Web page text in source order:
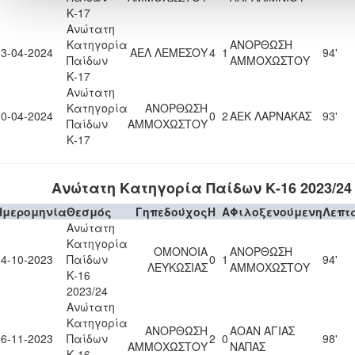
Κ-17
04-2024
Ανώτατη
Κατηγορία
Παίδων
Κ-17
ΑΕΛ ΛΕΜΕΣΟΥ4 1 ΑΝΟΡΘΩΣΗ
ΑΜΜΟΧΩΣΤΟΥ
94'
04-2024
Ανώτατη
Κατηγορία
Παίδων
Κ-17
ΑΝΟΡΘΩΣΗ
ΑΜΜΟΧΩΣΤΟΥ0 2ΑΕΚ ΛΑΡΝΑΚΑΣ 93'
Ανώτατη Κατηγορία Παίδων Κ-16 2023/24
Θεσμός ΓηπεδούχοςH AΦιλοξενούμενη
10-2023
Ανώτατη
Κατηγορία
Παίδων
Κ-16
2023/24
ΟΜΟΝΟΙΑ
ΛΕΥΚΩΣΙΑΣ0 1 ΑΝΟΡΘΩΣΗ
ΑΜΜΟΧΩΣΤΟΥ
94'
11-2023
Ανώτατη
Κατηγορία
Παίδων
ΑΝΟΡΘΩΣΗ
ΑΜΜΟΧΩΣΤΟΥ2 0ΑΟΑΝ ΑΓΙΑΣ
ΝΑΠΑΣ
98'